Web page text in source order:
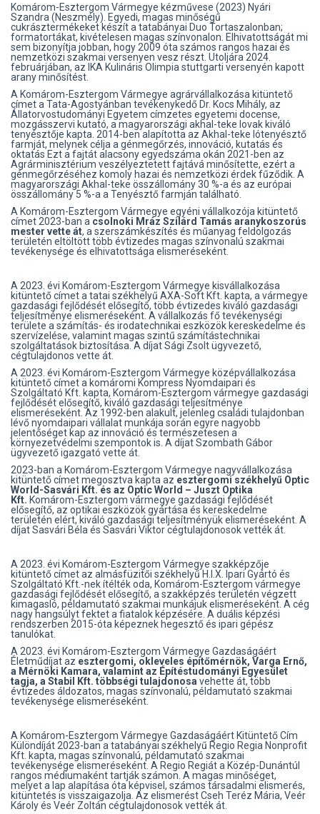
Komárom-Esztergom Vármegye kézművese (2023) Nyári
Szandra (Neszmély). Egyedi, magas minőségű
cukrásztermékeket készít a tatabányai Duo Tortaszalonban;
formatortákat, kivételesen magas színvonalon. Elhivatottságát mi
sem bizonyítja jobban, hogy 2009 óta számos rangos hazai és
nemzetközi szakmai versenyen vesz részt. Utoljára 2024.
februárjában, az IKA Kulináris Olimpia stuttgarti versenyén kapott
arany minősítést.
A Komárom-Esztergom Vármegye agrárvállalkozása kitüntető
címet a Tata-Agostyánban tevékenykedő Dr. Kocs Mihály, az
Állatorvostudományi Egyetem címzetes egyetemi docense,
mozgásszervi kutató, a magyarországi akhal-teke lovak kiváló
tenyésztője kapta. 2014-ben alapította az Akhal-teke lótenyésztő
farmját, melynek célja a génmegőrzés, innováció, kutatás és
oktatás Ezt a fajtát alacsony egyedszáma okán 2021-ben az
Agrárminisztérium veszélyeztetett fajtává minősítette, ezért a
génmegőrzéséhez komoly hazai és nemzetközi érdek fűződik. A
magyarországi Akhal-teke összállomány 30 %-a és az európai
összállomány 5 %-a a Tenyésztő farmján található.
A Komárom-Esztergom Vármegye egyéni vállalkozója kitüntető
címet 2023-ban a csolnoki Mráz Szilárd Tamás aranykoszorús
mester vette át, a szerszámkészítés és műanyag feldolgozás
területén eltöltött több évtizedes magas színvonalú szakmai
tevékenysége és elhivatottsága elismeréseként.
A 2023. évi Komárom-Esztergom Vármegye kisvállalkozása
kitüntető címet a tatai székhelyű AXA-Soft Kft. kapta, a vármegye
gazdasági fejlődését elősegítő, több évtizedes kiváló gazdasági
teljesítménye elismeréseként. A vállalkozás fő tevékenységi
területe a számítás- és irodatechnikai eszközök kereskedelme és
szervízelése, valamint magas szintű számítástechnikai
szolgáltatások biztosítása. A díjat Sági Zsolt ügyvezető,
cégtulajdonos vette át.
A 2023. évi Komárom-Esztergom Vármegye középvállalkozása
kitüntető címet a komáromi Kompress Nyomdaipari és
Szolgáltató Kft. kapta, Komárom-Esztergom vármegye gazdasági
fejlődését elősegítő, kiváló gazdasági teljesítménye
elismeréseként. Az 1992-ben alakult, jelenleg családi tulajdonban
lévő nyomdaipari vállalat munkája során egyre nagyobb
jelentőséget kap az innováció és természetesen a
környezetvédelmi szempontok is. A díjat Szombath Gábor
ügyvezető igazgató vette át.
2023-ban a Komárom-Esztergom Vármegye nagyvállalkozása
kitüntető címet megosztva kapta az esztergomi székhelyű Optic
World-Sasvári Kft. és az Optic World – Juszt Optika
Kft. Komárom-Esztergom vármegye gazdasági fejlődését
elősegítő, az optikai eszközök gyártása és kereskedelme
területén elért, kiváló gazdasági teljesítményük elismeréseként. A
díjat Sasvári Béla és Sasvári Viktor cégtulajdonosok vették át.
A 2023. évi Komárom-Esztergom Vármegye szakképzője
kitüntető címet az almásfüzitői székhelyű H.I.X. Ipari Gyártó és
Szolgáltató Kft.-nek ítélték oda, Komárom-Esztergom vármegye
gazdasági fejlődését elősegítő, a szakképzés területén végzett
kimagasló, példamutató szakmai munkájuk elismeréseként. A cég
nagy hangsúlyt fektet a fiatalok képzésére. A duális képzési
rendszerben 2015-óta képeznek hegesztő és ipari gépész
tanulókat.
A 2023. évi Komárom-Esztergom Vármegye Gazdaságáért
Életműdíjat az esztergomi, okleveles építőmérnök, Varga Ernő,
a Mérnöki Kamara, valamint az Építéstudományi Egyesület
tagja, a Stabil Kft. többségi tulajdonosa vehette át, több
évtizedes áldozatos, magas színvonalú, példamutató szakmai
tevékenysége elismeréseként.
A Komárom-Esztergom Vármegye Gazdaságáért Kitüntető Cím
Különdíját 2023-ban a tatabányai székhelyű Regio Regia Nonprofit
Kft. kapta, magas színvonalú, példamutató szakmai
tevékenysége elismeréseként. A Regio Regiát a Közép-Dunántúl
rangos médiumaként tartják számon. A magas minőséget,
melyet a lap alapítása óta képvisel, számos társadalmi elismerés,
kitüntetés is visszaigazolja. Az elismerést Cseh Teréz Mária, Veér
Károly és Veér Zoltán cégtulajdonosok vették át.